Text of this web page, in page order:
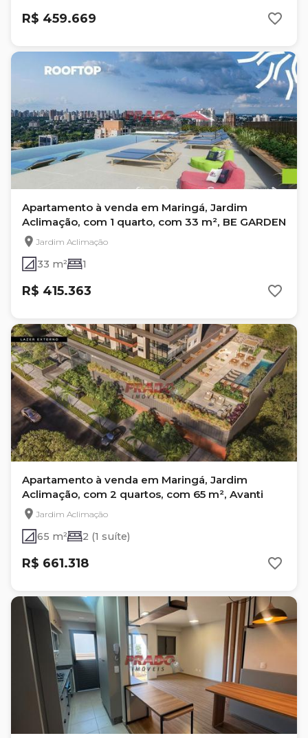
R$ 459.669
Apartamento à venda em Maringá, Jardim
Aclimação, com 1 quarto, com 33 m², BE GARDEN
Jardim Aclimação
33 m² 1
R$ 415.363
Apartamento à venda em Maringá, Jardim
Aclimação, com 2 quartos, com 65 m², Avanti
Jardim Aclimação
65 m² 2 (1 suíte)
R$ 661.318